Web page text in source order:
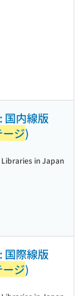
国内線版
ジ)
in Japan
国際線版
ジ)